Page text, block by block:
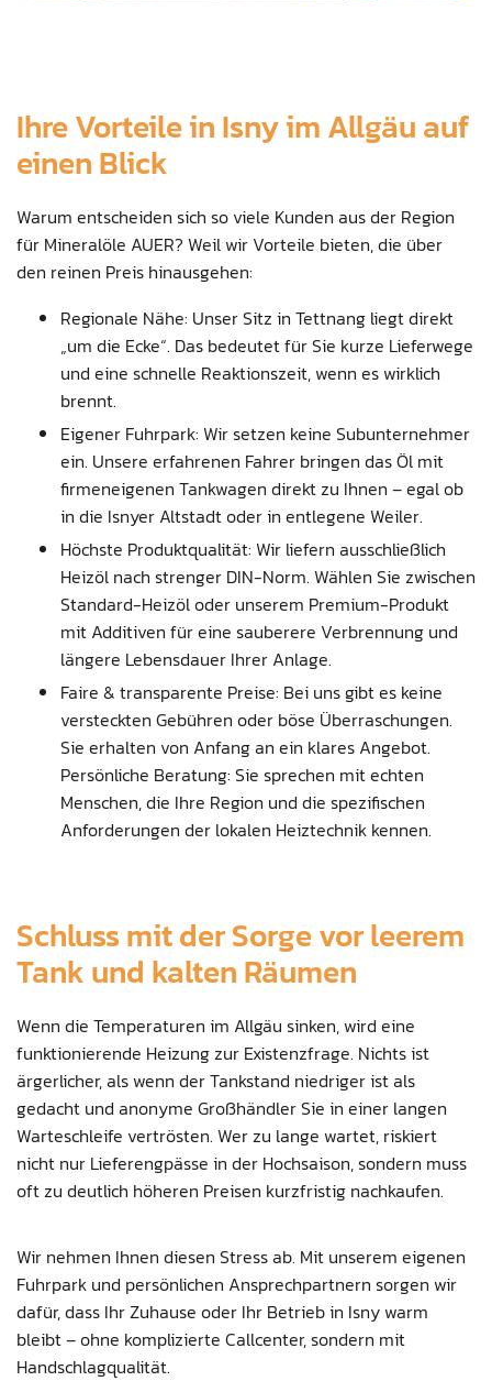
Ihre Vorteile in Isny im Allgäu auf
einen Blick
Warum entscheiden sich so viele Kunden aus der Region
für Mineralöle AUER? Weil wir Vorteile bieten, die über
den reinen Preis hinausgehen:
Regionale Nähe: Unser Sitz in Tettnang liegt direkt
„um die Ecke“. Das bedeutet für Sie kurze Lieferwege
und eine schnelle Reaktionszeit, wenn es wirklich
brennt.
Eigener Fuhrpark: Wir setzen keine Subunternehmer
ein. Unsere erfahrenen Fahrer bringen das Öl mit
firmeneigenen Tankwagen direkt zu Ihnen – egal ob
in die Isnyer Altstadt oder in entlegene Weiler.
Höchste Produktqualität: Wir liefern ausschließlich
Heizöl nach strenger DIN-Norm. Wählen Sie zwischen
Standard-Heizöl oder unserem Premium-Produkt
mit Additiven für eine sauberere Verbrennung und
längere Lebensdauer Ihrer Anlage.
Faire & transparente Preise: Bei uns gibt es keine
versteckten Gebühren oder böse Überraschungen.
Sie erhalten von Anfang an ein klares Angebot.
Persönliche Beratung: Sie sprechen mit echten
Menschen, die Ihre Region und die spezifischen
Anforderungen der lokalen Heiztechnik kennen.
Schluss mit der Sorge vor leerem
Tank und kalten Räumen
Wenn die Temperaturen im Allgäu sinken, wird eine
funktionierende Heizung zur Existenzfrage. Nichts ist
ärgerlicher, als wenn der Tankstand niedriger ist als
gedacht und anonyme Großhändler Sie in einer langen
Warteschleife vertrösten. Wer zu lange wartet, riskiert
nicht nur Lieferengpässe in der Hochsaison, sondern muss
oft zu deutlich höheren Preisen kurzfristig nachkaufen.
Wir nehmen Ihnen diesen Stress ab. Mit unserem eigenen
Fuhrpark und persönlichen Ansprechpartnern sorgen wir
dafür, dass Ihr Zuhause oder Ihr Betrieb in Isny warm
bleibt – ohne komplizierte Callcenter, sondern mit
Handschlagqualität.